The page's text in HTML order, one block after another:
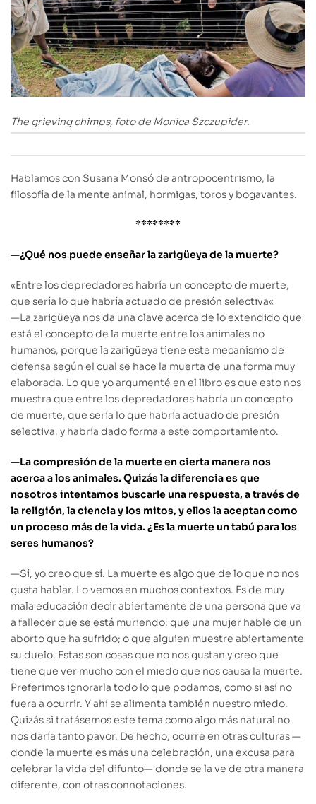
The grieving chimps, foto de Monica Szczupider.
Hablamos con Susana Monsó de antropocentrismo, la
filosofía de la mente animal, hormigas, toros y bogavantes.
********
—¿Qué nos puede enseñar la zarigüeya de la muerte?
«Entre los depredadores habría un concepto de muerte,
que sería lo que habría actuado de presión selectiva«
—La zarigüeya nos da una clave acerca de lo extendido que
está el concepto de la muerte entre los animales no
humanos, porque la zarigüeya tiene este mecanismo de
defensa según el cual se hace la muerta de una forma muy
elaborada. Lo que yo argumenté en el libro es que esto nos
muestra que entre los depredadores habría un concepto
de muerte, que sería lo que habría actuado de presión
selectiva, y habría dado forma a este comportamiento.
—La compresión de la muerte en cierta manera nos
acerca a los animales. Quizás la diferencia es que
nosotros intentamos buscarle una respuesta, a través de
la religión, la ciencia y los mitos, y ellos la aceptan como
un proceso más de la vida. ¿Es la muerte un tabú para los
seres humanos?
—Sí, yo creo que sí. La muerte es algo que de lo que no nos
gusta hablar. Lo vemos en muchos contextos. Es de muy
mala educación decir abiertamente de una persona que va
a fallecer que se está muriendo; que una mujer hable de un
aborto que ha sufrido; o que alguien muestre abiertamente
su duelo. Estas son cosas que no nos gustan y creo que
tiene que ver mucho con el miedo que nos causa la muerte.
Preferimos ignorarla todo lo que podamos, como si así no
fuera a ocurrir. Y ahí se alimenta también nuestro miedo.
Quizás si tratásemos este tema como algo más natural no
nos daría tanto pavor. De hecho, ocurre en otras culturas —
donde la muerte es más una celebración, una excusa para
celebrar la vida del difunto— donde se la ve de otra manera
diferente, con otras connotaciones.